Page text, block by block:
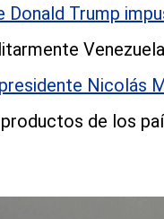
Trump
Nicolás
de los